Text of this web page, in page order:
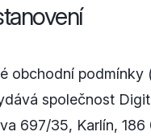
obchodní podmínky
společnost
697/35, Karlín, 186